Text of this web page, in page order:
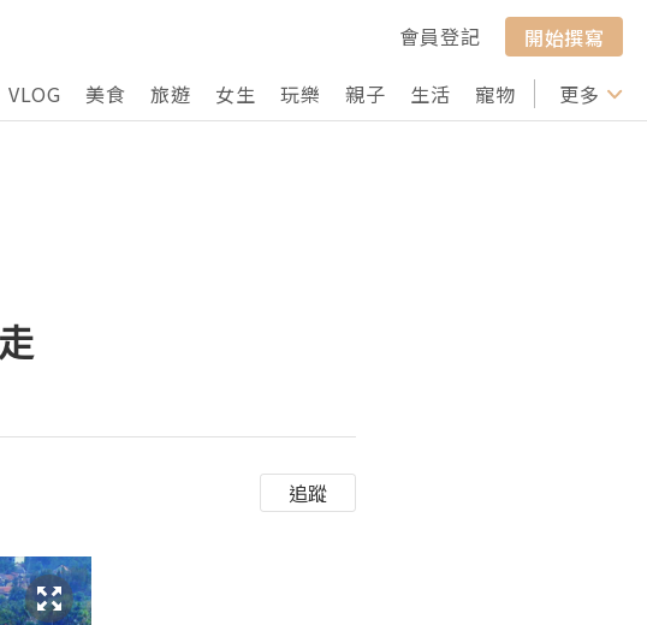
會員登記
開始撰寫
VLOG 美食 旅遊 女生 玩樂 親子 生活 寵物 行山 打卡
更多
追蹤